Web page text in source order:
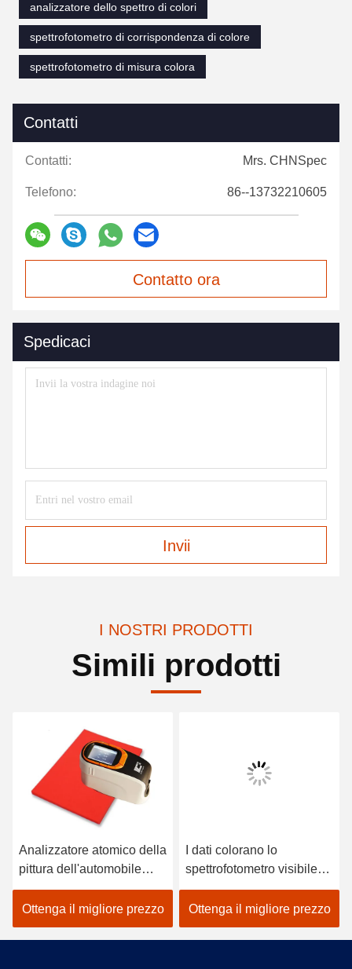
analizzatore dello spettro di colori
spettrofotometro di corrispondenza di colore
spettrofotometro di misura colora
Contatti
Contatti: Mrs. CHNSpec
Telefono: 86--13732210605
Contatto ora
Spedicaci
Invii
I NOSTRI PRODOTTI
Simili prodotti
Analizzatore atomico della
pittura dell'automobile
dello spettrofotometro
tenuto in mano del
colorimetro di Lightweigh
Ottenga il migliore prezzo
I dati colorano lo
spettrofotometro visibile
per colore del tessuto che
corrisponde nel nero
Ottenga il migliore prezzo